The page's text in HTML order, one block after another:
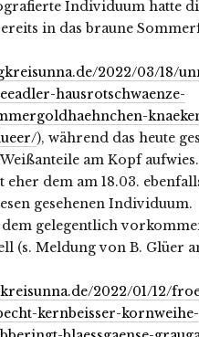
Individuum hatte
in das braune
2022/03/18/
hausrotschwaenze-
), während das heute
am Kopf aufwies.
dem am 18.03.
gesehenen Individuum.
gelegentlich
(s. Meldung von B. Glüer
2022/01/12/
kernbeisser-kornweihe-